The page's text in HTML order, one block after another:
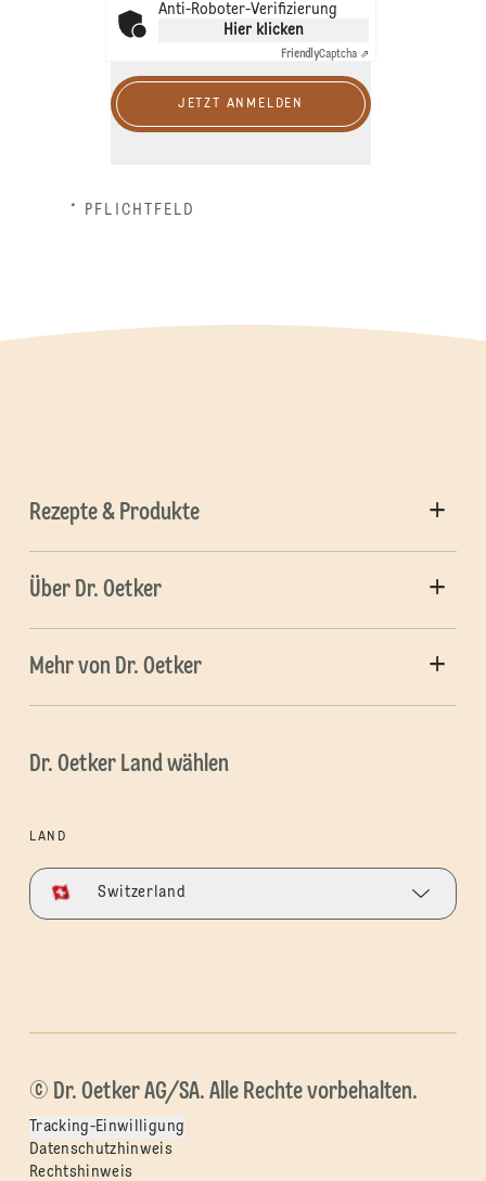
Anti-Roboter-Verifizierung
Hier klicken
FriendlyCaptcha ⇗
JETZT ANMELDEN
* PFLICHTFELD
Rezepte & Produkte
Über Dr. Oetker
Mehr von Dr. Oetker
Dr. Oetker Land wählen
LAND
Switzerland
© Dr. Oetker AG/SA. Alle Rechte vorbehalten.
Tracking-Einwilligung
Datenschutzhinweis
Rechtshinweis